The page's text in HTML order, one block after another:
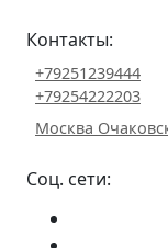
Контакты:
+79251239444
+79254222203
Москва
Соц. сети: